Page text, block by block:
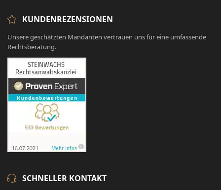
KUNDENREZENSIONEN
Unsere geschätzten Mandanten vertrauen uns für eine umfassende
Rechtsberatung.
SCHNELLER KONTAKT